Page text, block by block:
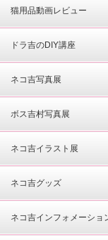
猫用品動画レビュー
ドラ吉のDIY講座
ネコ吉写真展
ボス吉村写真展
ネコ吉イラスト展
ネコ吉グッズ
ネコ吉インフォメーショ